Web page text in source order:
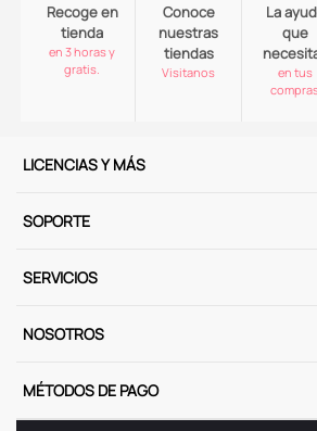
Recoge en
tienda
en 3 horas y
gratis.
Conoce
nuestras
tiendas
Visitanos
La
que
en tus
LICENCIAS Y MÁS
SOPORTE
SERVICIOS
NOSOTROS
MÉTODOS DE PAGO